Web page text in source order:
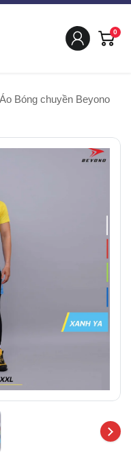
0
Bóng chuyền Beyono